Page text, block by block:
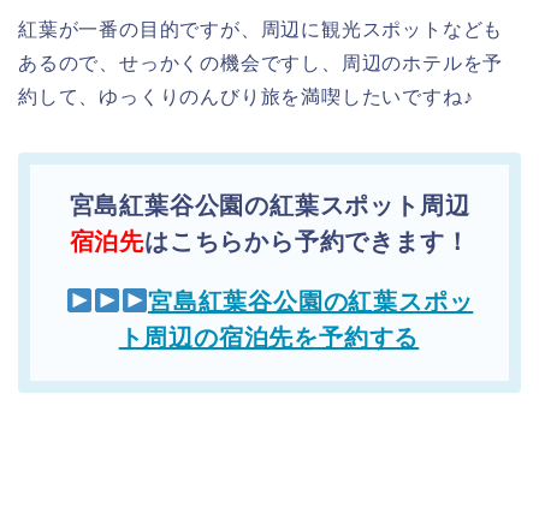
紅葉が一番の目的ですが、周辺に観光スポットなども
あるので、せっかくの機会ですし、周辺のホテルを予
約して、ゆっくりのんびり旅を満喫したいですね♪
宮島紅葉谷公園の紅葉スポット周辺
宿泊先はこちらから予約できます！
宮島紅葉谷公園の紅葉スポッ
ト周辺の宿泊先を予約する